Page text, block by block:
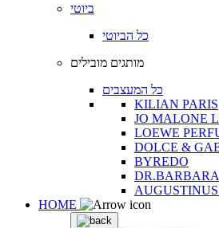
ביוטי
כל הביוטי
מותגים מובילים
כל המעצבים
KILIAN PARIS
JO MALONE
LOEWE
DOLCE &
BYREDO
HOME